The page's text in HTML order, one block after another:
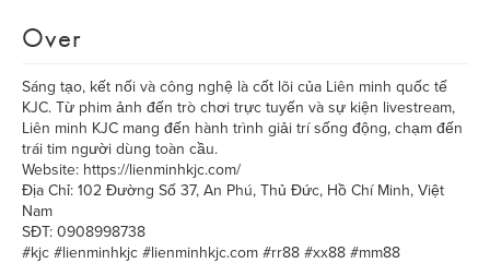
Over
Sáng tạo, kết nối và công nghệ là cốt lõi của Liên minh quốc tế
KJC. Từ phim ảnh đến trò chơi trực tuyến và sự kiện livestream,
Liên minh KJC mang đến hành trình giải trí sống động, chạm đến
trái tim người dùng toàn cầu.
Website: https://lienminhkjc.com/
Địa Chỉ: 102 Đường Số 37, An Phú, Thủ Đức, Hồ Chí Minh, Việt
Nam
SĐT: 0908998738
#kjc #lienminhkjc #lienminhkjc.com #rr88 #xx88 #mm88